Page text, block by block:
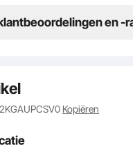
en -
Kopiëren